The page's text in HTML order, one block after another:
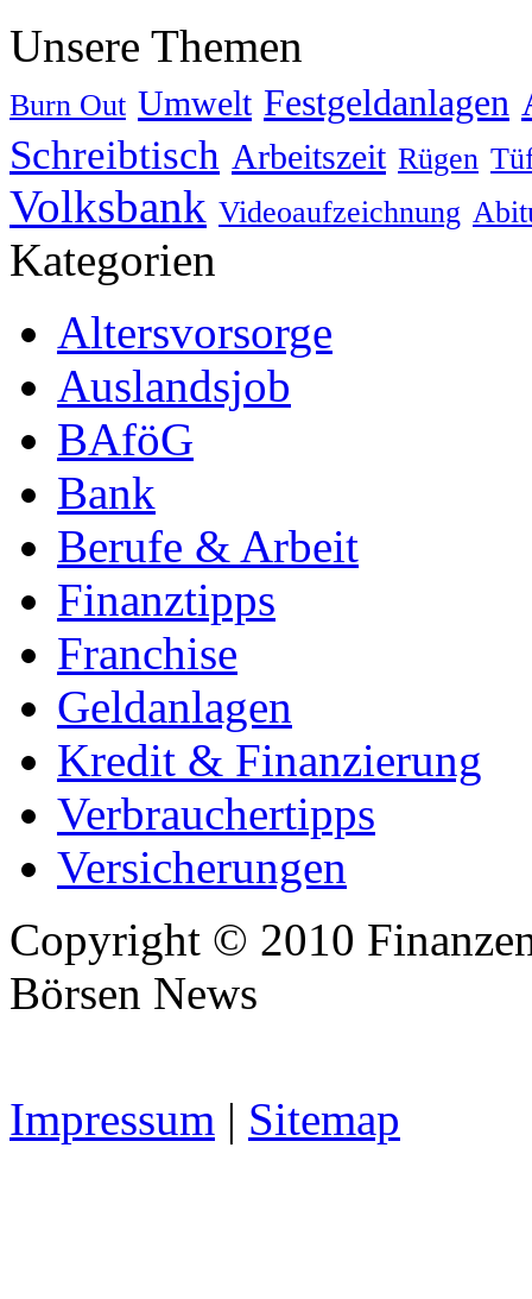
Unsere Themen
Burn Out Umwelt Festgeldanlagen
Schreibtisch Arbeitszeit Rügen
Volksbank Videoaufzeichnung
Kategorien
Altersvorsorge
Auslandsjob
BAföG
Bank
Berufe & Arbeit
Finanztipps
Franchise
Geldanlagen
Kredit & Finanzierung
Verbrauchertipps
Versicherungen
Copyright © 2010
Börsen News
Impressum | Sitemap